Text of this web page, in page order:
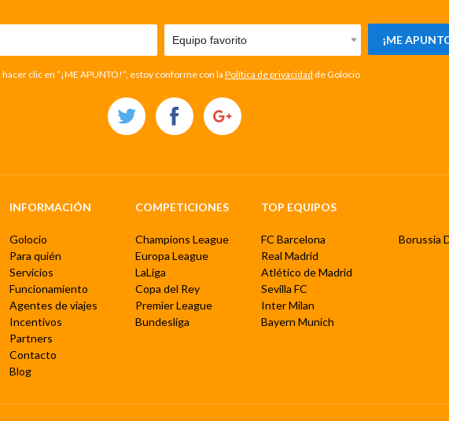
¡ME
hacer clic en “¡ME APUNTO!”, estoy conforme con la Política de privacidad de Golocio
INFORMACIÓN
Golocio
Para quién
Servicios
Funcionamiento
Agentes de viajes
Incentivos
Partners
Contacto
Blog
COMPETICIONES
Champions League
Europa League
LaLiga
Copa del Rey
Premier League
Bundesliga
TOP EQUIPOS
FC Barcelona
Real Madrid
Atlético de Madrid
Sevilla FC
Inter Milan
Bayern Munich
Borussia